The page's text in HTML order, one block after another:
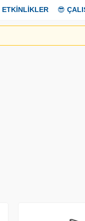
ETKİNLİKLER 😎